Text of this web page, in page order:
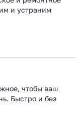
и устраним
чтобы ваш
Быстро и без